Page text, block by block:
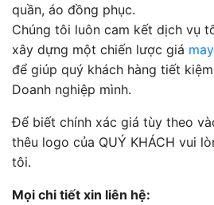
quần, áo đồng phục.
Chúng tôi luôn cam kết dịch vụ
xây dựng một chiến lược giá
để giúp quý khách hàng tiết
Doanh nghiệp mình.
Để biết chính xác giá tùy theo
thêu logo của QUÝ KHÁCH vui
tôi.
Mọi chi tiết xin liên hệ: